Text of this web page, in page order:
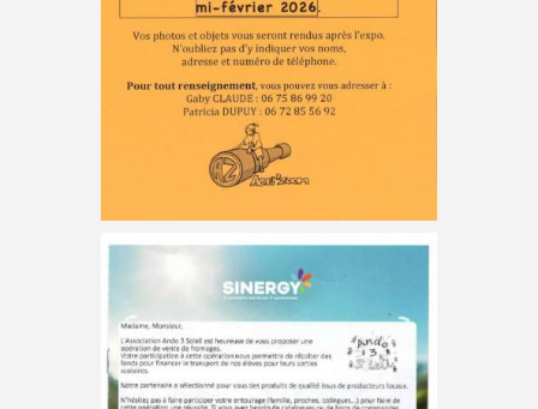
Vente de fromage
L’association ANDO 3 SOLEIL organise une
vente de fromage. Votre participation à cette
opération permettra de récolter des fonds pour
financer le transport des élèves lors des sorties
scolaires. Vous